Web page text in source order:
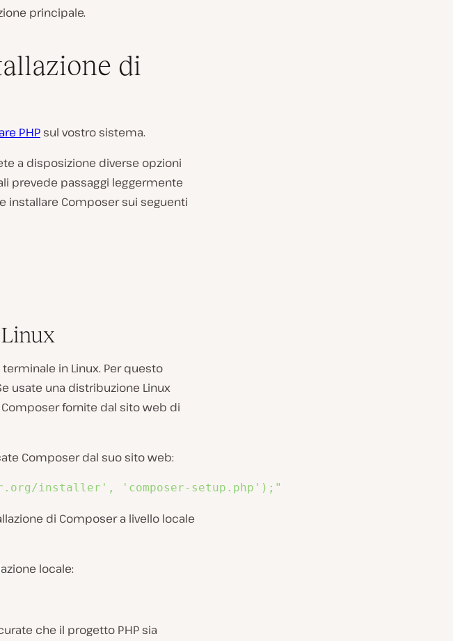
principale.
di
PHP sul vostro sistema.
a disposizione diverse opzioni
prevede passaggi leggermente
installare Composer sui seguenti
in Linux. Per questo
usate una distribuzione Linux
fornite dal sito web di
Composer dal suo sito web:
installer', 'composer-setup.php');"
di Composer a livello locale
locale:
che il progetto PHP sia